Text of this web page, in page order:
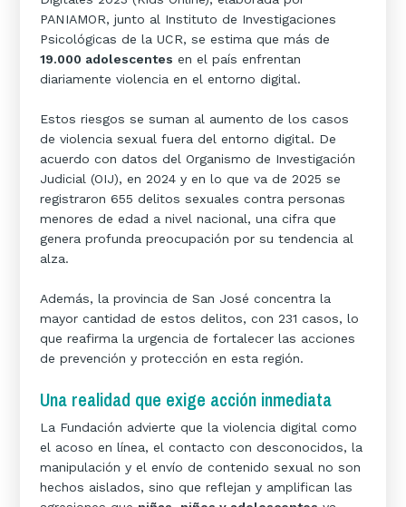
PANIAMOR, junto al Instituto de Investigaciones
Psicológicas de la UCR, se estima que más de
19.000 adolescentes en el país enfrentan
diariamente violencia en el entorno digital.
Estos riesgos se suman al aumento de los casos
de violencia sexual fuera del entorno digital. De
acuerdo con datos del Organismo de Investigación
Judicial (OIJ), en 2024 y en lo que va de 2025 se
registraron 655 delitos sexuales contra personas
menores de edad a nivel nacional, una cifra que
genera profunda preocupación por su tendencia al
alza.
Además, la provincia de San José concentra la
mayor cantidad de estos delitos, con 231 casos, lo
que reafirma la urgencia de fortalecer las acciones
de prevención y protección en esta región.
Una realidad que exige acción inmediata
La Fundación advierte que la violencia digital como
el acoso en línea, el contacto con desconocidos, la
manipulación y el envío de contenido sexual no son
hechos aislados, sino que reflejan y amplifican las